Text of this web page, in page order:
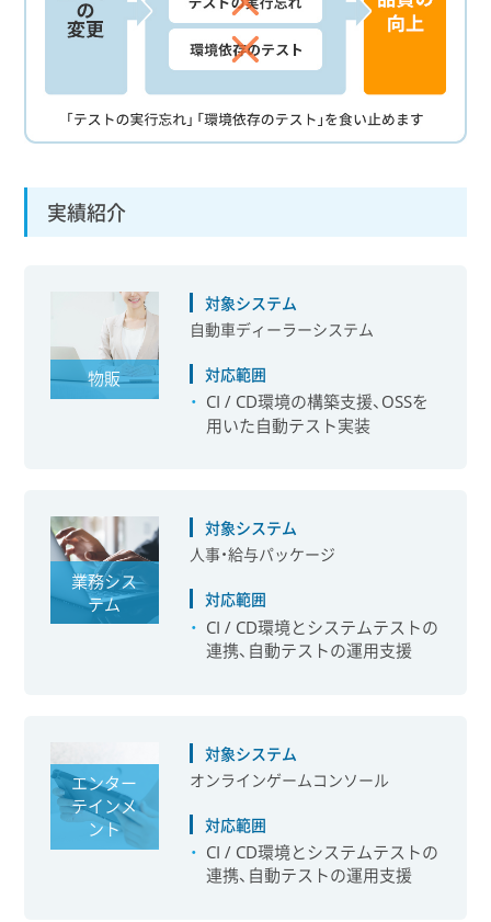
実績紹介
物販
対象システム
自動車ディーラーシステム
対応範囲
CI / CD環境の構築支援、OSSを
用いた自動テスト実装
業務シス
テム
対象システム
人事・給与パッケージ
対応範囲
CI / CD環境とシステムテストの
連携、自動テストの運用支援
エンター
テインメ
ント
対象システム
オンラインゲームコンソール
対応範囲
CI / CD環境とシステムテストの
連携、自動テストの運用支援